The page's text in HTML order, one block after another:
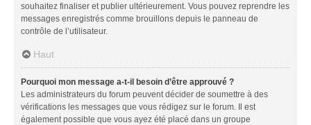
souhaitez finaliser et publier ultérieurement. Vous pouvez reprendre les
messages enregistrés comme brouillons depuis le panneau de
contrôle de l’utilisateur.
Haut
Pourquoi mon message a-t-il besoin d’être approuvé ?
Les administrateurs du forum peuvent décider de soumettre à des
vérifications les messages que vous rédigez sur le forum. Il est
également possible que vous ayez été placé dans un groupe